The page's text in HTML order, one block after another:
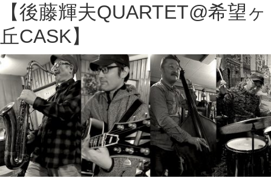
【後藤輝夫QUARTET@希望ヶ
丘CASK】